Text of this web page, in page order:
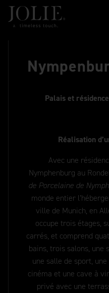
Palais et
Réalisation
Avec une
Nymphenburg au
de Porcelaine de
monde entier
ville de Munich, en
occupe trois étages,
carrés, et comprend
bains, trois salons, une
une salle de sport,
cinéma et une cave à
privé avec une